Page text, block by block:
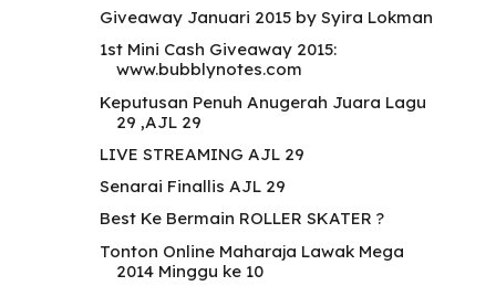
Giveaway Januari 2015 by Syira Lokman
1st Mini Cash Giveaway 2015:
www.bubblynotes.com
Keputusan Penuh Anugerah Juara Lagu
29 ,AJL 29
LIVE STREAMING AJL 29
Senarai Finallis AJL 29
Best Ke Bermain ROLLER SKATER ?
Tonton Online Maharaja Lawak Mega
2014 Minggu ke 10